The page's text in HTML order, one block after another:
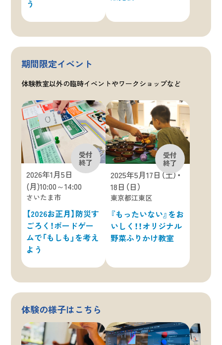
う
期間限定イベント
体験教室以外の臨時イベントやワークショップなど
2026年1月5日
(月)10:00～14:00
さいたま市
【2026お正月】防災す
ごろく！ボードゲー
ムで「もしも」を考え
よう
2025年5月17日（土）・
18日（日）
東京都江東区
『もったいない』をお
いしく！！オリジナル
野菜ふりかけ教室
体験の様子はこちら